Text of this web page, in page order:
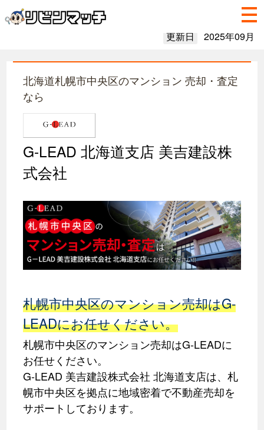
更新日 2025年09月
北海道札幌市中央区のマンション 売却・査定
なら
G-LEAD 北海道支店 美吉建設株
式会社
札幌市中央区のマンション売却はG-
LEADにお任せください。
札幌市中央区のマンション売却はG-LEADに
お任せください。
G-LEAD 美吉建設株式会社 北海道支店は、札
幌市中央区を拠点に地域密着で不動産売却を
サポートしております。